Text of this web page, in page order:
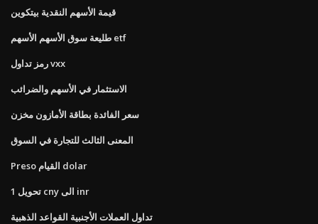
قيمة الأسهم النقدية بيتكوين
طليعة سوق الأسهم الأسهم etf
رمز تداول vxx
الاستثمار في الأسهم والضرائب
سعر الفائدة بطاقة الأمازون مخزن
المعنى الثالث للتجارة في السوق
Preso القيام dolar
تحويل 1 cny الى inr
تداول العملات الأجنبية القواعد الذهبية